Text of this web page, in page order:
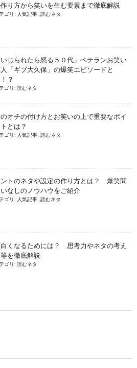
り方から笑いを生む要素まで徹底解説
ゴリ: 人気記事 読むネタ
いじられたら怒る５０代」ベテランお笑い
「ギブ大久保」の爆笑エピソードと
？
ゴリ: 読むネタ
オチの付け方とお笑いの上で重要なポイ
とは？
ゴリ: 人気記事 読むネタ
ントのネタや設定の作り方とは？ 爆笑間
なしのノウハウをご紹介
ゴリ: 人気記事 読むネタ
くなるためには？ 思考力やネタの考え
を徹底解説
ゴリ: 読むネタ